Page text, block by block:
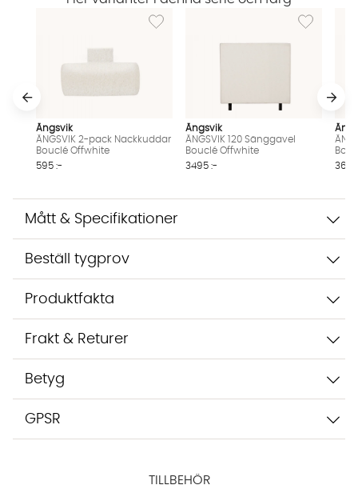
Lägg till i önskelista: ÄNGSVIK 2-pack
Ängsvik
ÄNGSVIK 2-pack Nackkuddar
Bouclé Offwhite
595 :-
Lägg till i
Ängsvik
ÄNGSVIK 120 Sänggavel
Bouclé Offwhite
3495 :-
Mått & Specifikationer
Beställ tygprov
Produktfakta
Frakt & Returer
Betyg
GPSR
TILLBEHÖR
Vi använder AI för att svara på dina frågor. Konversationen
sparas i upp till 24 timmar för att kunna hjälpa dig. Vi delar
inte dina uppgifter med tredje part. Läs mer i vår
integritetspolicy.
Jag godkänner att konversationen sparas